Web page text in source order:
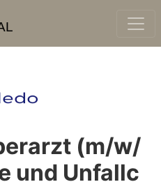
(m/w/
und Unfallc